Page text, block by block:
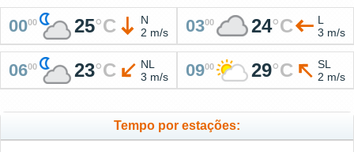
0000 25°C
N
2 m/s
0300 24°C
L
3 m/s
0600 23°C
NL
3 m/s
0900 29°C
SL
2 m/s
Tempo por estações: